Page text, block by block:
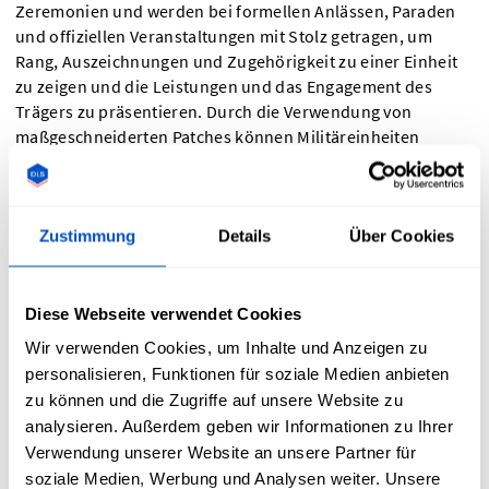
Zustimmung Details Über Cookies
Diese Webseite verwendet Cookies
Wir verwenden Cookies, um Inhalte und Anzeigen zu
personalisieren, Funktionen für soziale Medien anbieten
zu können und die Zugriffe auf unsere Website zu
analysieren. Außerdem geben wir Informationen zu Ihrer
Verwendung unserer Website an unsere Partner für
soziale Medien, Werbung und Analysen weiter. Unsere
Zeremonien und werden bei formellen Anlässen, Paraden
und offiziellen Veranstaltungen mit Stolz getragen, um
Rang, Auszeichnungen und Zugehörigkeit zu einer Einheit
zu zeigen und die Leistungen und das Engagement des
Trägers zu präsentieren. Durch die Verwendung von
maßgeschneiderten Patches können Militäreinheiten
sowohl ihre Einsatzfähigkeit als auch ihren Teamgeist
verbessern.
Individuell gestaltete Klettverschluss-
Patches für den militärischen Einsatz
Handhabung, schnellen Anbringung und
Anpassungsfähigkeit im Einsatz besonders beliebt im
militärischen Bereich. Individuell gestalteteKlettverschluss-
Patchesfür den militärischen Einsatz lassen sich schnell an
Uniformen, Westen, Helmen oder Ausrüstung anbringen
oder entfernen, ohne dass dabei die Haltbarkeit oder das